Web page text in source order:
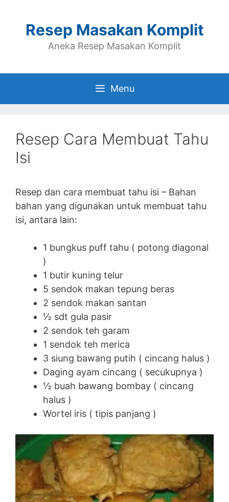
contentResep Masakan Komplit
Aneka Resep Masakan Komplit
Menu
Resep Cara Membuat Tahu
Isi
Resep dan cara membuat tahu isi – Bahan
bahan yang digunakan untuk membuat tahu
isi, antara lain:
1 bungkus puff tahu ( potong diagonal
)
1 butir kuning telur
5 sendok makan tepung beras
2 sendok makan santan
½ sdt gula pasir
2 sendok teh garam
1 sendok teh merica
3 siung bawang putih ( cincang halus )
Daging ayam cincang ( secukupnya )
½ buah bawang bombay ( cincang
halus )
Wortel iris ( tipis panjang )